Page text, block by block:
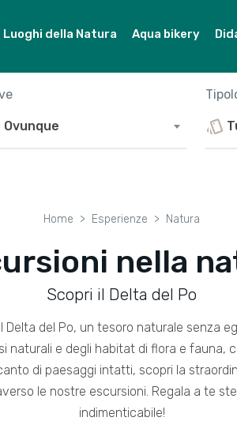
Luoghi della Natura Aqua bikery
Ovunque style
Home Esperienze Natura
nella
Scopri il Delta del Po
Delta del Po, un tesoro naturale senza
naturali e degli habitat di flora e fauna,
di paesaggi intatti, scopri la
le nostre escursioni. Regala a te
indimenticabile!